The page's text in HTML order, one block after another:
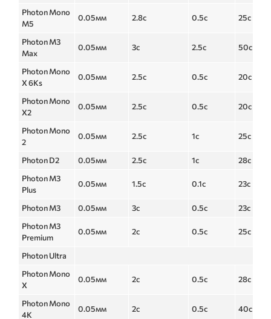
Photon Mono
M5
0.05мм 2.8с 0.5с 25с
Photon M3
Max
0.05мм 3с 2.5с 50с
Photon Mono
X 6Ks
0.05мм 2.5с 0.5с 20с
Photon Mono
X2
0.05мм 2.5с 0.5с 20с
Photon Mono
2
0.05мм 2.5с 1с 25с
Photon D2 0.05мм 2.5с 1с
28с
Photon M3
Plus
0.05мм 1.5с 0.1с 23с
Photon M3 0.05мм 3с 0.5с
23с
Photon M3
Premium
0.05мм 2с 0.5с 25с
Photon Ultra
Photon Mono
X
0.05мм 2с 0.5с 28с
Photon Mono
4K
0.05мм 2с 0.5с 40с